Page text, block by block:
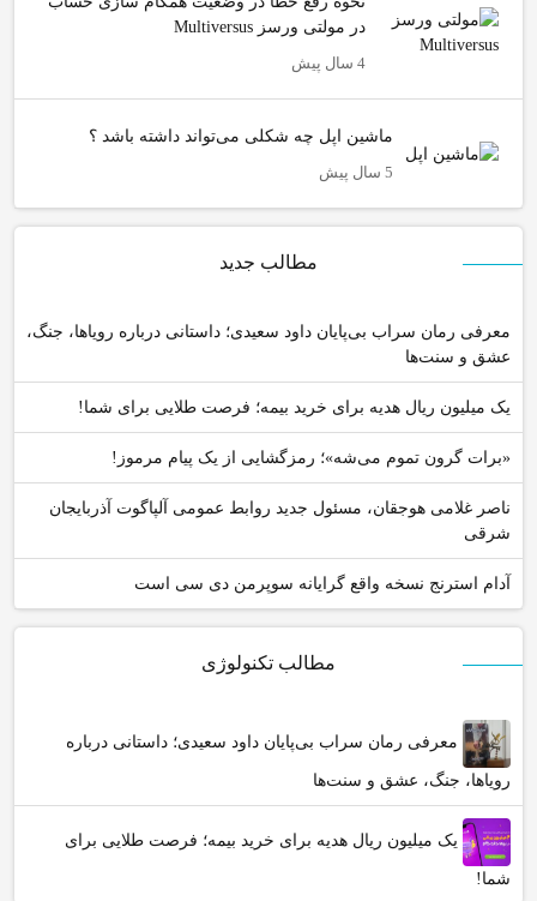
مطالب تکنولوژی
معرفی رمان سراب بی‌پایان داود سعیدی؛ داستانی درباره
رویاها، جنگ، عشق و سنت‌ها
یک میلیون ریال هدیه برای خرید بیمه؛ فرصت طلایی برای
شما!
در مولتی ورسز Multiversus
4 سال پیش
ماشین اپل چه شکلی می‌تواند داشته باشد ؟
5 سال پیش
مطالب جدید
معرفی رمان سراب بی‌پایان داود سعیدی؛ داستانی درباره رویاها، جنگ،
عشق و سنت‌ها
یک میلیون ریال هدیه برای خرید بیمه؛ فرصت طلایی برای شما!
«برات گرون تموم می‌شه»؛ رمزگشایی از یک پیام مرموز!
ناصر غلامی هوجقان، مسئول جدید روابط عمومی آلپاگوت آذربایجان
شرقی
آدام استرنج نسخه واقع گرایانه سوپرمن دی سی است